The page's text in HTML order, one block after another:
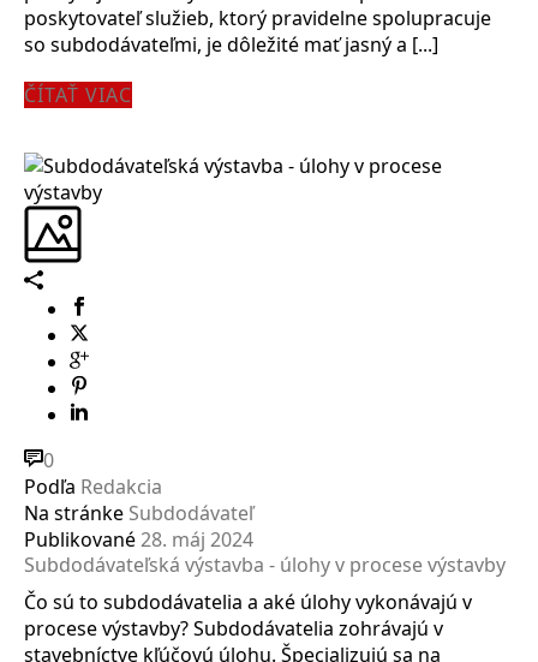
poskytovateľ služieb, ktorý pravidelne spolupracuje
so subdodávateľmi, je dôležité mať jasný a [...]
ČÍTAŤ VIAC
0
Podľa Redakcia
Na stránke Subdodávateľ
Publikované28. máj 2024
Subdodávateľská výstavba - úlohy v procese výstavby
Čo sú to subdodávatelia a aké úlohy vykonávajú v
procese výstavby? Subdodávatelia zohrávajú v
stavebníctve kľúčovú úlohu. Špecializujú sa na